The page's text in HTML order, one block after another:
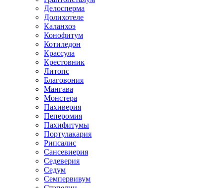
Делосперма
Долихотеле
Каланхоэ
Конофитум
Котиледон
Крассула
Крестовник
Литопс
Благовония
Мангава
Монстера
Пахиверия
Пеперомия
Пахифитумы
Портулакария
Рипсалис
Сансевиерия
Седеверия
Седум
Семпервивум